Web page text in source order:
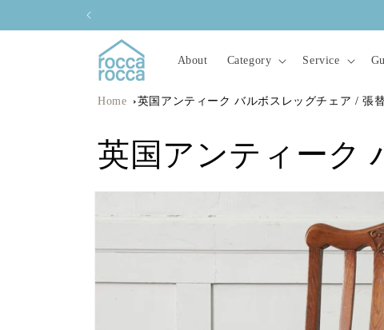
進む
About Category Service
Home
英国アンティーク バルボスレッグチェア / 張
英国アンティーク
商品情